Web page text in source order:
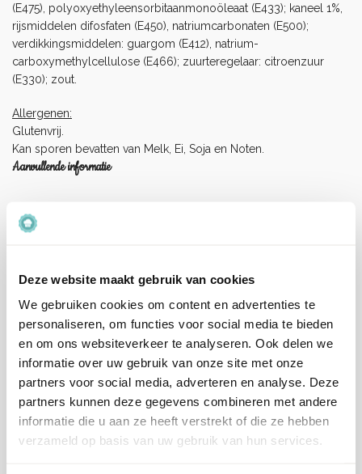
Deze website maakt gebruik van cookies
We gebruiken cookies om content en advertenties te
personaliseren, om functies voor social media te bieden
en om ons websiteverkeer te analyseren. Ook delen we
informatie over uw gebruik van onze site met onze
partners voor social media, adverteren en analyse. Deze
partners kunnen deze gegevens combineren met andere
informatie die u aan ze heeft verstrekt of die ze hebben
verzameld op basis van uw gebruik van hun services.
(E475), polyoxyethyleensorbitaanmonoöleaat (E433); kaneel 1%,
rijsmiddelen difosfaten (E450), natriumcarbonaten (E500);
verdikkingsmiddelen: guargom (E412), natrium-
carboxymethylcellulose (E466); zuurteregelaar: citroenzuur
(E330); zout.
Allergenen:
Glutenvrij.
Kan sporen bevatten van Melk, Ei, Soja en Noten.
Aanvullende informatie
Merk
Ingrediënten
Suiker, rijstmeel, maïsmeel, gedroogde
appel 6%, zoetstof: sorbitol (E420);
emulgatoren: polyglycerolester van
(E433); kaneel 1%, rijsmiddelen difosfaten
(E450), natriumcarbonaten (E500);
verdikkingsmiddelen: guargom (E412),
natrium-carboxymethylcellulose (E466);